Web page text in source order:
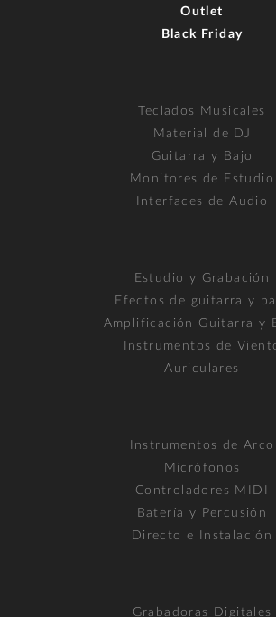
Outlet
Black Friday
Teclados Musicales
Material de DJ
Guitarra y Bajo
Monitores de Estudio
Interfaces de Audio
Estudio y Grabación
Efectos de guitarra y
Amplificación Guitarra y
Instrumentos de
Auriculares
Instrumentos de Arco
Micrófonos
Controladores MIDI
Batería y Percusión
Directo e Instalación
Grabadoras Digitales